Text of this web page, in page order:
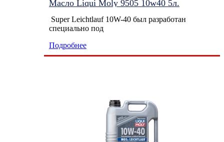
Масло Liqui Moly 9505 10w40 5л.
Super Leichtlauf 10W-40 был разработан
специально под
Подробнее